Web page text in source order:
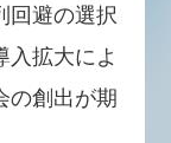
回避の選択
入拡大によ
の創出が期